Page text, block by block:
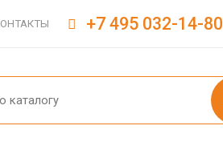
+7 495 032-14-80